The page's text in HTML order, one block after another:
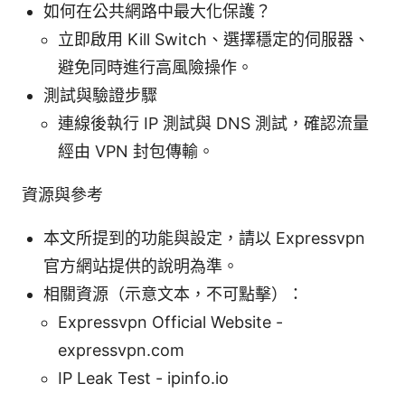
如何在公共網路中最大化保護？
立即啟用 Kill Switch、選擇穩定的伺服器、
避免同時進行高風險操作。
測試與驗證步驟
連線後執行 IP 測試與 DNS 測試，確認流量
經由 VPN 封包傳輸。
資源與參考
本文所提到的功能與設定，請以 Expressvpn
官方網站提供的說明為準。
相關資源（示意文本，不可點擊）：
Expressvpn Official Website -
expressvpn.com
IP Leak Test - ipinfo.io